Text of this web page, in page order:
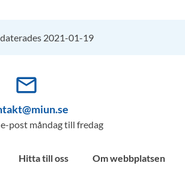
2021-01-19
mail_outline
post måndag till fredag
Hitta till oss Om webbplatsen